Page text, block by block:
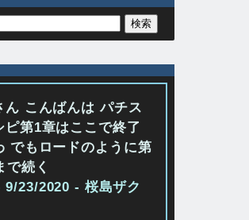
ん こんばんは パチス
ピ第1章はここで終了
でもロードのように第
で続く
9/23/2020 - 桜島ザク